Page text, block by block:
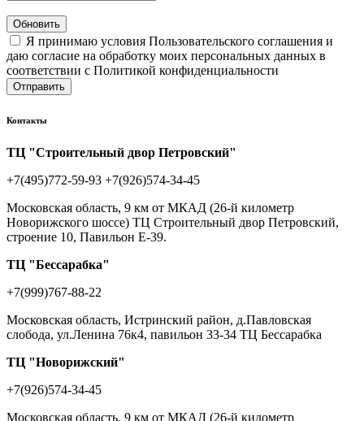
Обновить
Я принимаю условия Пользовательского соглашения и
даю согласие на обработку моих персональных данных в
соответствии с Политикой конфиденциальности
Отправить
Контакты
ТЦ "Строительный двор Петровский"
+7(495)772-59-93 +7(926)574-34-45
Московская область, 9 км от МКАД (26-й километр
Новорижского шоссе) ТЦ Строительный двор Петровский,
строение 10, Павильон Е-39.
ТЦ "Бессарабка"
+7(999)767-88-22
Московская область, Истринский район, д.Павловская
слобода, ул.Ленина 76к4, павильон 33-34 ТЦ Бессарабка
ТЦ "Новорижский"
+7(926)574-34-45
Московская область, 9 км от МКАД (26-й километр